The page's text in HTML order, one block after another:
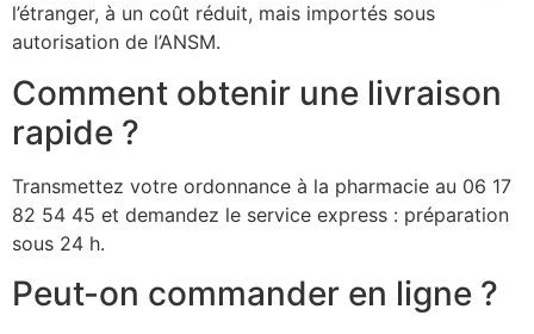
l’étranger, à un coût réduit, mais importés sous
autorisation de l’ANSM.
Comment obtenir une livraison
rapide ?
Transmettez votre ordonnance à la pharmacie au 06 17
82 54 45 et demandez le service express : préparation
sous 24 h.
Peut-on commander en ligne ?